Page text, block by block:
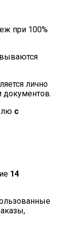
при 100%
лично
документов.
с
14